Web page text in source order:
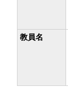
教員名